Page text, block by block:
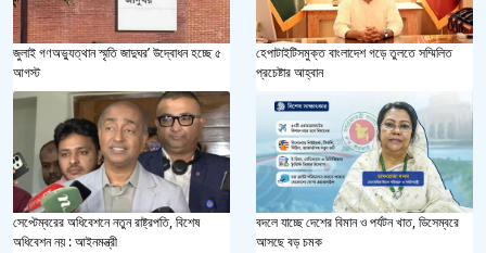
জুলাই গণঅভ্যুত্থান স্মৃতি জাদুঘর’ উদ্বোধন হচ্ছে ৫
আগস্ট
হেপাটাইটিসমুক্ত বাংলাদেশ গড়ে তুলতে সম্মিলিত
প্রচেষ্টার আহ্বান
সেপ্টেম্বরের অধিবেশনে নতুন রাষ্ট্রপতি, বিশেষ
অধিবেশন নয় : আইনমন্ত্রী
বদলে যাচ্ছে দেশের বিমান ও পর্যটন খাত, ডিসেম্বরে
আসছে বড় চমক